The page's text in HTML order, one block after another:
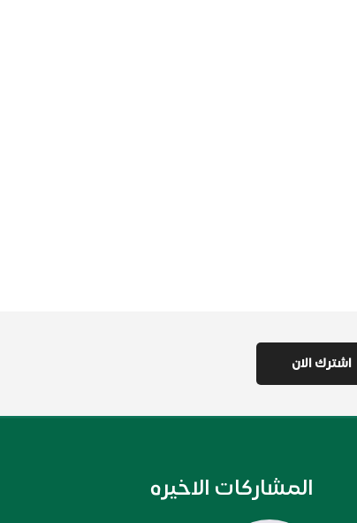
المشاركات الاخيره